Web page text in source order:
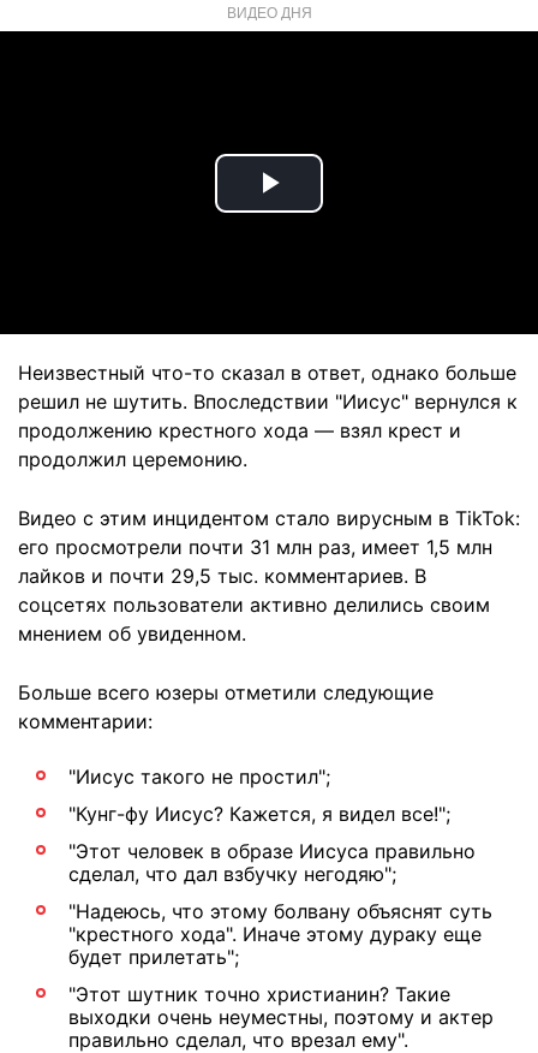
ВИДЕО ДНЯ
Play
Неизвестный что-то сказал в ответ, однако больше
решил не шутить. Впоследствии "Иисус" вернулся к
продолжению крестного хода — взял крест и
продолжил церемонию.
Видео с этим инцидентом стало вирусным в TikTok:
его просмотрели почти 31 млн раз, имеет 1,5 млн
лайков и почти 29,5 тыс. комментариев. В
соцсетях пользователи активно делились своим
мнением об увиденном.
Больше всего юзеры отметили следующие
комментарии:
"Иисус такого не простил";
"Кунг-фу Иисус? Кажется, я видел все!";
"Этот человек в образе Иисуса правильно
сделал, что дал взбучку негодяю";
"Надеюсь, что этому болвану объяснят суть
"крестного хода". Иначе этому дураку еще
будет прилетать";
"Этот шутник точно христианин? Такие
выходки очень неуместны, поэтому и актер
правильно сделал, что врезал ему".